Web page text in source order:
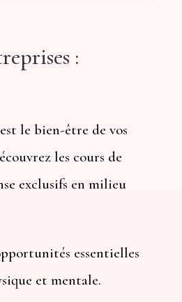
:
le bien-être de vos
les cours de
exclusifs en milieu
essentielles
et mentale.